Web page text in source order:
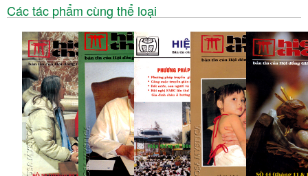
Đức tin, ân huệ Thiên Chúa
nhưng không -Lm. Phêrô
Nguyễn Thiên Cung
53
Đức tin Kitô giáo: Các chiều
kích và đặc tính quy Kitô
Nguyễn Hai Tính, SJ
73
Đức tin và Bí tích -
Lm.
Nguyễn Đức Thông, DCCT
92
Đối thoại và thảo luận trong
suốt Công đồng Vatican II
117
Những suy tư về việc cải
Mẹ La Vang - Ủy ban Nghệ
thuật Thánh -Gm. Matthêô
Nguyễn Văn Khôi
183
GIÁO LÝ
Các bài giảng Giáo lý của
ĐTC Bênêđictô XVI về cầu
nguyện:GB. Vương Nghị
(chuyển ngữ)
-Thư thánh Phaolô gửi tín
hữu Rôma: Chúa Thánh
Thần giúp chúng ta cầu
186
Các tác phẩm cùng thể loại